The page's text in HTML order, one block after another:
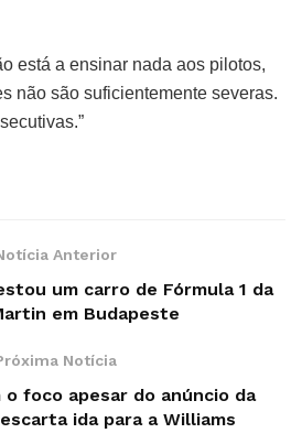
está a ensinar nada aos pilotos,
não são suficientemente severas.
Anterior
um carro de Fórmula 1 da
em Budapeste
Notícia
foco apesar do anúncio da
ida para a Williams